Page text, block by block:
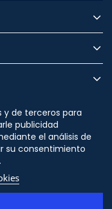
y de terceros para
publicidad
el análisis de
su consentimiento